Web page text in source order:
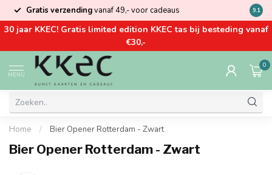
Gratis verzendingvanaf 49,- voor cadeaus Kom
9.1
30 jaar KKEC! Gratis limited edition KKEC tas bij besteding vanaf
€30,-
MENU
0
Home / Bier Opener Rotterdam - Zwart
Bier Opener Rotterdam - Zwart